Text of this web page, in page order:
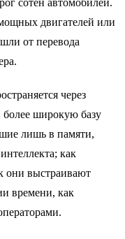
сотен автомобилей.
двигателей или
от перевода
через
более широкую базу
лишь в памяти,
как
они выстраивают
времени, как